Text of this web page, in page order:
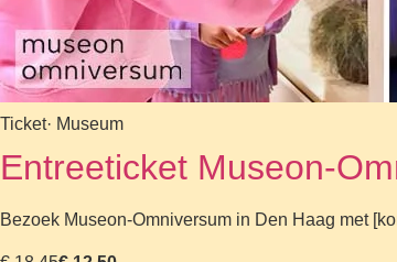
Ticket· Museum
Entreeticket Museon-
Bezoek Museon-Omniversum in Den Haag met